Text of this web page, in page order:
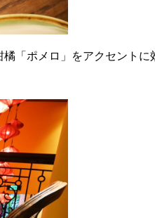
「ポメロ」をアクセントに